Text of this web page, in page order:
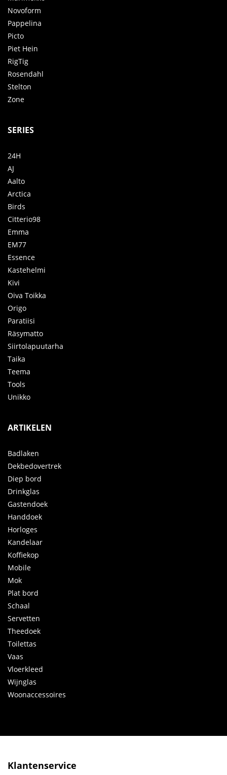
Novoform
Pappelina
Picto
Piet Hein
RigTig
Rosendahl
Stelton
Zone
SERIES
24H
AJ
Aalto
Arctica
Birds
Citterio98
Emma
EM77
Essence
Kastehelmi
Kivi
Oiva Toikka
Origo
Paratiisi
Räsymatto
Siirtolapuutarha
Taika
Teema
Tools
Unikko
ARTIKELEN
Badlaken
Dekbedovertrek
Diep bord
Drinkglas
Gastendoek
Handdoek
Horloges
Kandelaar
Koffiekop
Mobile
Mok
Plat bord
Schaal
Servetten
Theedoek
Toilettas
Vaas
Vloerkleed
Wijnglas
Woonaccessoires
Klantenservice